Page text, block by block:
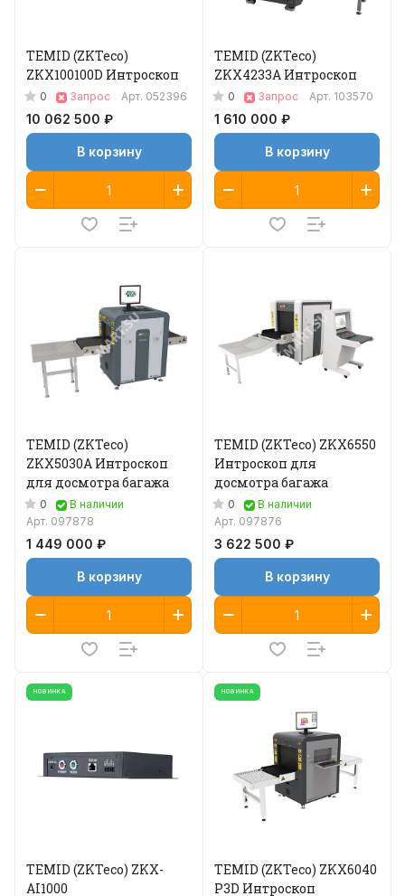
TEMID (ZKTeco)
ZKX100100D Интроскоп
0 Запрос Арт. 052396
10 062 500 ₽
В корзину
TEMID (ZKTeco)
ZKX4233A Интроскоп
0 Запрос Арт. 103570
1 610 000 ₽
В корзину
TEMID (ZKTeco)
ZKX5030A Интроскоп
для досмотра багажа
0
В наличии
Арт. 097878
1 449 000 ₽
В корзину
TEMID (ZKTeco) ZKX6550
Интроскоп для
досмотра багажа
0
В наличии
Арт. 097876
3 622 500 ₽
В корзину
НОВИНКА
TEMID (ZKTeco) ZKX-
AI1000
НОВИНКА
TEMID (ZKTeco) ZKX6040
P3D Интроскоп